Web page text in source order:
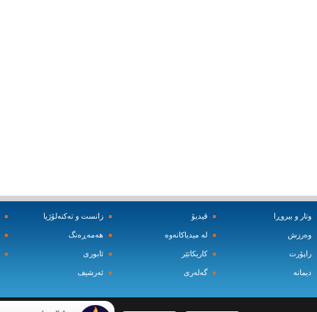
وتار و بیروڕا
وه‌رزش‌
راپۆرت
دیمانه‌
ڤیدیۆ
له‌ میدیاکانه‌وه‌
کاریکاتێر
گه‌له‌ری
زانست و ته‌کنه‌لۆژیا
هه‌مه‌ڕه‌نگ
ئابوری
ئه‌رشیف